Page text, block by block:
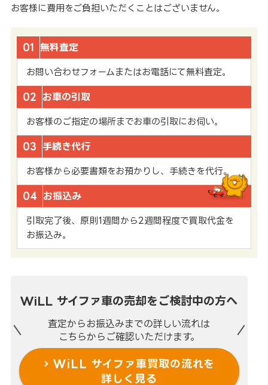
お客様に費用をご負担いただくことはございません。
01 無料査定
お問い合わせフォームまたはお電話にて無料査定。
02 お車の引取
お客様のご指定の場所までお車の引取にお伺い。
03 手続き代行
お客様から必要書類をお預かりし、手続きを代行。
04 お振込み
引取完了後、原則1週間から2週間程度で買取代金を
お振込み。
WiLL サイファ車の売却を ご検討中の方へ
査定からお振込みまでの詳しい流れは
こちらからご確認いただけます。
WiLL サイファ車買取の流れを
詳しく見る